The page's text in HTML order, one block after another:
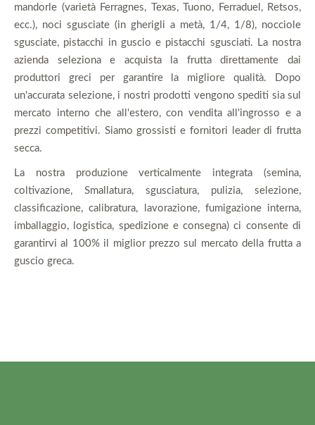
mandorle (varietà Ferragnes, Texas, Tuono, Ferraduel, Retsos,
ecc.), noci sgusciate (in gherigli a metà, 1/4, 1/8), nocciole
sgusciate, pistacchi in guscio e pistacchi sgusciati. La nostra
azienda seleziona e acquista la frutta direttamente dai
produttori greci per garantire la migliore qualità. Dopo
un'accurata selezione, i nostri prodotti vengono spediti sia sul
mercato interno che all'estero, con vendita all'ingrosso e a
prezzi competitivi. Siamo grossisti e fornitori leader di frutta
secca.
La nostra produzione verticalmente integrata (semina,
coltivazione, Smallatura, sgusciatura, pulizia, selezione,
classificazione, calibratura, lavorazione, fumigazione interna,
imballaggio, logistica, spedizione e consegna) ci consente di
garantirvi al 100% il miglior prezzo sul mercato della frutta a
guscio greca.